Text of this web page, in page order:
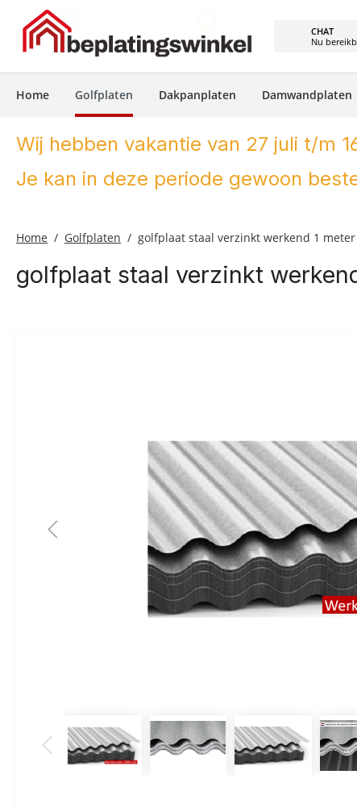
CHAT
Nu
Home Golfplaten Dakpanplaten Damwandplaten
Wij hebben vakantie van 27 juli t/m
Je kan in deze periode gewoon
Home Golfplaten golfplaat staal verzinkt werkend 1
golfplaat staal verzinkt